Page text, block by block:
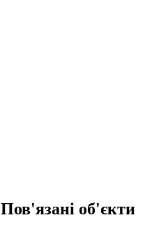
Пов'язані об'єкти